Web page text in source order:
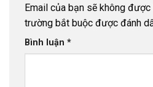
Email của bạn sẽ không được
trường bắt buộc được đánh
Bình luận *